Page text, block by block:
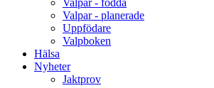
Valpar - födda
Valpar - planerade
Uppfödare
Valpboken
Hälsa
Nyheter
Jaktprov